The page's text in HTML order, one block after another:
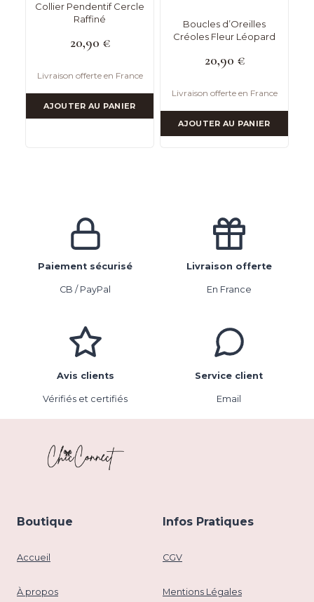
Collier Pendentif Cercle
Raffiné
20,90 €
Livraison offerte en France
AJOUTER AU PANIER
Boucles d’Oreilles
Créoles Fleur Léopard
20,90 €
Livraison offerte en France
AJOUTER AU PANIER
Paiement sécurisé
CB / PayPal
Livraison offerte
En France
Avis clients
Vérifiés et certifiés
Service client
Email
Boutique
Accueil
À propos
Infos Pratiques
CGV
Mentions Légales